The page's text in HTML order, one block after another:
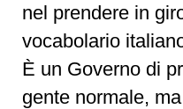
nel prendere in
vocabolario
È un Governo di
gente normale,